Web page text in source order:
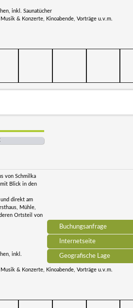
inkl. Saunatücher
& Konzerte, Kinoabende, Vorträge u.v.m.
Buchungsanfrage
Internetseite
Geografische Lage
von Schmilka
Blick in den
direkt am
Mühle,
Ortsteil von
inkl.
& Konzerte, Kinoabende, Vorträge u.v.m.